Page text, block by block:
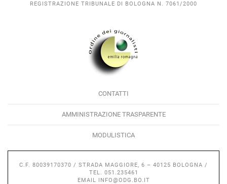
REGISTRAZIONE TRIBUNALE DI BOLOGNA N. 7061/2000
CONTATTI
AMMINISTRAZIONE TRASPARENTE
MODULISTICA
C.F. 80039170370 / STRADA MAGGIORE, 6 – 40125 BOLOGNA /
TEL. 051.235461
EMAIL
INFO@ODG.BO.IT